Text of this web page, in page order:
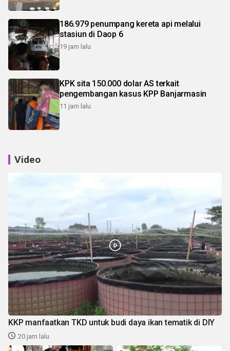
186.979 penumpang kereta api melalui
stasiun di Daop 6
19 jam lalu
KPK sita 150.000 dolar AS terkait
pengembangan kasus KPP Banjarmasin
11 jam lalu
Video
KKP manfaatkan TKD untuk budi daya ikan tematik di DIY
20 jam lalu